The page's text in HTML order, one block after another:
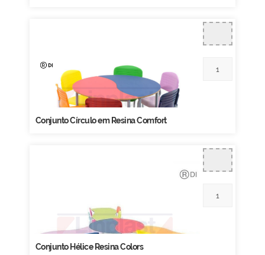
Conjunto Círculo em Resina Comfort
Conjunto Hélice Resina Colors